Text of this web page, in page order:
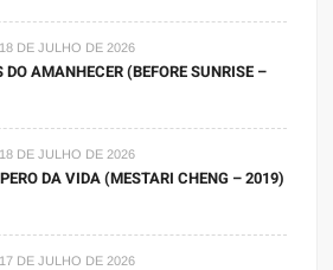
18 DE JULHO DE 2026
DO AMANHECER (BEFORE SUNRISE –
18 DE JULHO DE 2026
DA VIDA (MESTARI CHENG – 2019)
17 DE JULHO DE 2026